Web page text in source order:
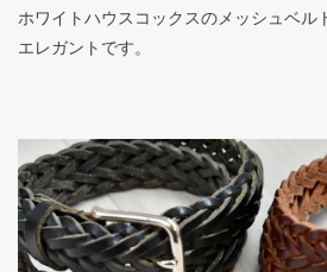
ホワイトハウスコックスのメッシュベル
エレガントです。